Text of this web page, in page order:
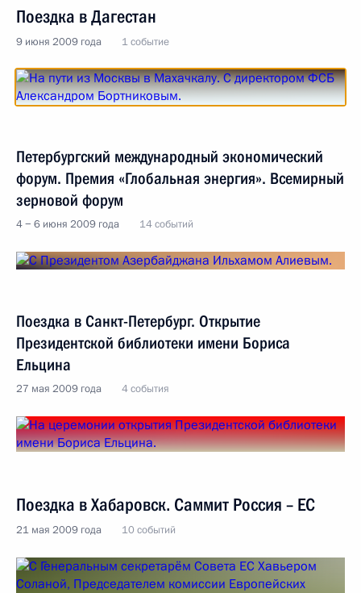
Поездка в Дагестан
9 июня 2009 года 1 событие
Петербургский международный экономический
форум. Премия «Глобальная энергия». Всемирный
зерновой форум
4 − 6 июня 2009 года 14 событий
Поездка в Санкт-Петербург. Открытие
Президентской библиотеки имени Бориса
Ельцина
27 мая 2009 года 4 события
Поездка в Хабаровск. Саммит Россия – ЕС
21 мая 2009 года 10 событий